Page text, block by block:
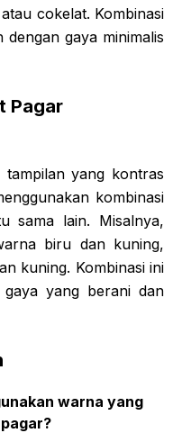
cokelat. Kombinasi
gaya minimalis
Pagar
yang kontras
kombinasi
sama lain. Misalnya,
biru dan kuning,
kuning. Kombinasi ini
yang berani dan
warna yang